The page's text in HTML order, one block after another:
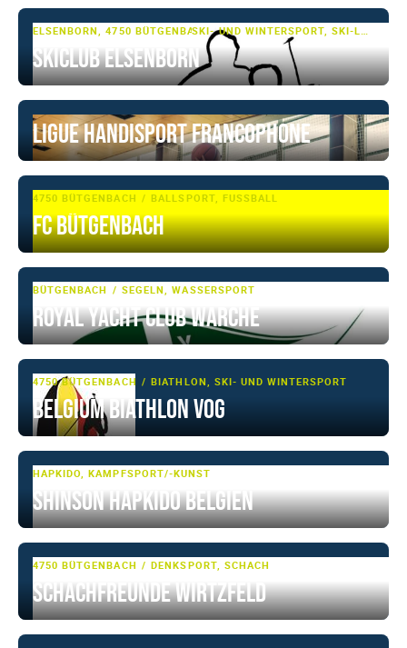
ELSENBORN, 4750 BÜTGENBACH
Skiclub Elsenborn
Ligue Handisport Francophone
4750 BÜTGENBACH BALLSPORT, FUSSBALL
FC Bütgenbach
BÜTGENBACH SEGELN, WASSERSPORT
Royal Yacht Club Warche
4750 BÜTGENBACH BIATHLON, SKI- UND WINTERSPORT
Belgium Biathlon VoG
HAPKIDO, KAMPFSPORT/-KUNST
Shinson Hapkido Belgien
4750 BÜTGENBACH DENKSPORT, SCHACH
Schachfreunde Wirtzfeld